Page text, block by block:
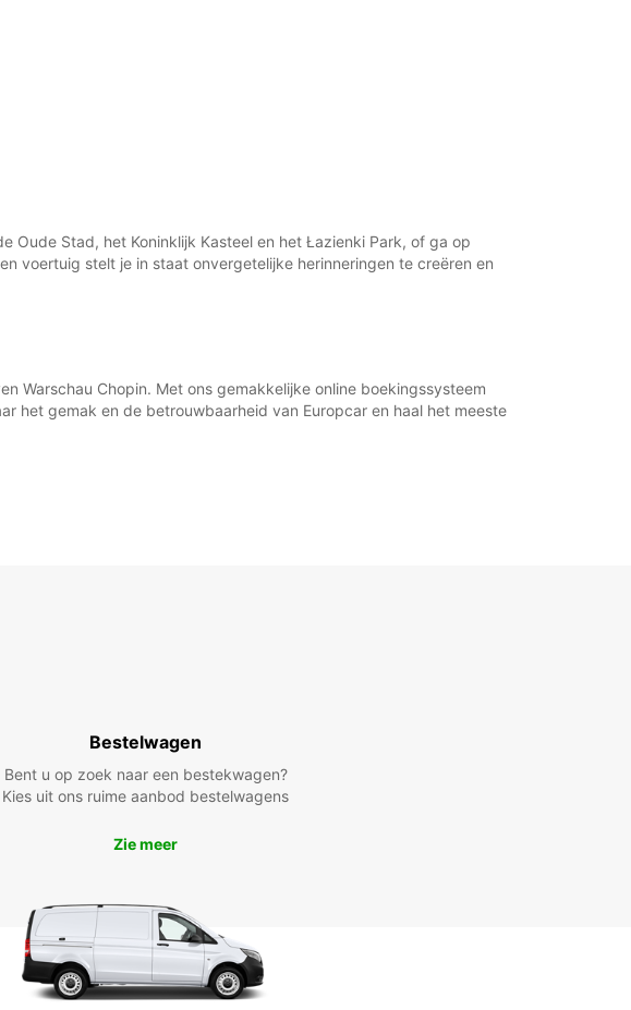
Oude Stad, het Koninklijk Kasteel en het Łazienki Park, of ga op
voertuig stelt je in staat onvergetelijke herinneringen te creëren en
Warschau Chopin. Met ons gemakkelijke online boekingssysteem
het gemak en de betrouwbaarheid van Europcar en haal het meeste
Bestelwagen
Bent u op zoek naar een bestekwagen?
Kies uit ons ruime aanbod bestelwagens
Zie meer